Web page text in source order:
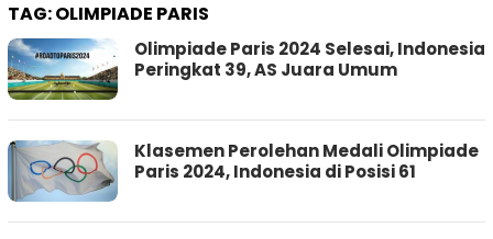
TAG:OLIMPIADE PARIS
Olimpiade Paris 2024 Selesai, Indonesia
Peringkat 39, AS Juara Umum
Klasemen Perolehan Medali Olimpiade
Paris 2024, Indonesia di Posisi 61